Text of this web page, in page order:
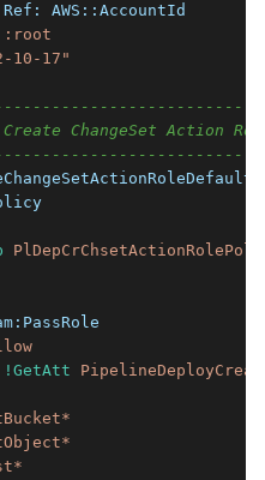
AWS::AccountId
:root
10-17"
ChangeSet Action
!GetAtt